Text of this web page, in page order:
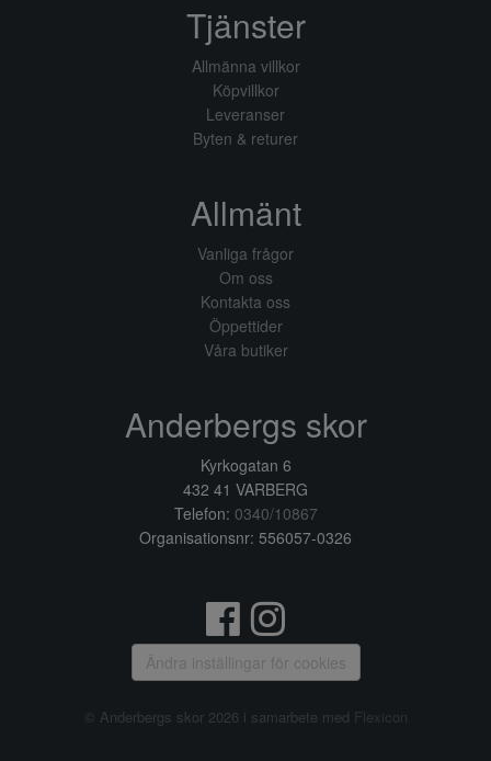
Tjänster
Allmänna villkor
Köpvillkor
Leveranser
Byten & returer
Allmänt
Vanliga frågor
Om oss
Kontakta oss
Öppettider
Våra butiker
Anderbergs skor
Kyrkogatan 6
432 41 VARBERG
Telefon: 0340/10867
Organisationsnr: 556057-0326
Ändra inställingar för cookies
© Anderbergs skor 2026 i samarbete med Flexicon